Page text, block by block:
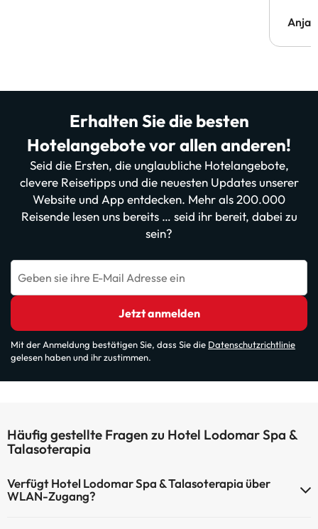
Anja
Erhalten Sie die besten
Hotelangebote vor allen anderen!
Seid die Ersten, die unglaubliche Hotelangebote,
clevere Reisetipps und die neuesten Updates unserer
Website und App entdecken. Mehr als 200.000
Reisende lesen uns bereits … seid ihr bereit, dabei zu
sein?
Geben sie ihre E-Mail Adresse ein
Jetzt anmelden
Mit der Anmeldung bestätigen Sie, dass Sie die Datenschutzrichtlinie
gelesen haben und ihr zustimmen.
Häufig gestellte Fragen zu Hotel Lodomar Spa &
Talasoterapia
Verfügt Hotel Lodomar Spa & Talasoterapia über
WLAN-Zugang?